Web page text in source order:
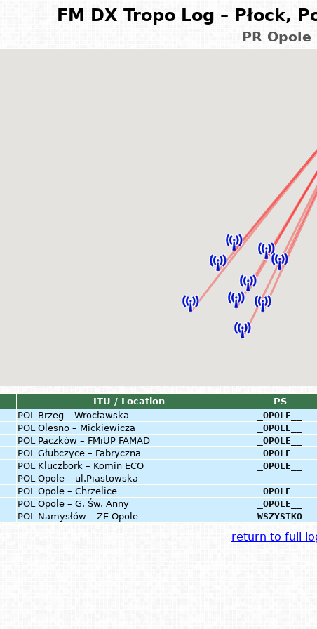
FM DX Tropo Log – Płock,
PR Opole
ITU / Location PS
POL Brzeg – Wrocławska _OPOLE__
POL Olesno – Mickiewicza _OPOLE__
POL Paczków – FMiUP FAMAD _OPOLE__
POL Głubczyce – Fabryczna _OPOLE__
POL Kluczbork – Komin ECO _OPOLE__
POL Opole – ul.Piastowska
POL Opole – Chrzelice _OPOLE__
POL Opole – G. Św. Anny _OPOLE__
POL Namysłów – ZE Opole WSZYSTKO
return to full